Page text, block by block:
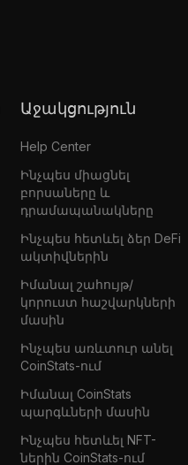
Աջակցություն
Help Center
Ինչպես միացնել
բորսաները և
դրամապանակները
Ինչպես հետևել ձեր DeFi
ակտիվներին
Իմանալ շահույթ/
կորուստ հաշվարկների
մասին
Ինչպես առևտուր անել
CoinStats-ում
Իմանալ CoinStats
պարգևների մասին
Ինչպես հետևել NFT-
ներին CoinStats-ում